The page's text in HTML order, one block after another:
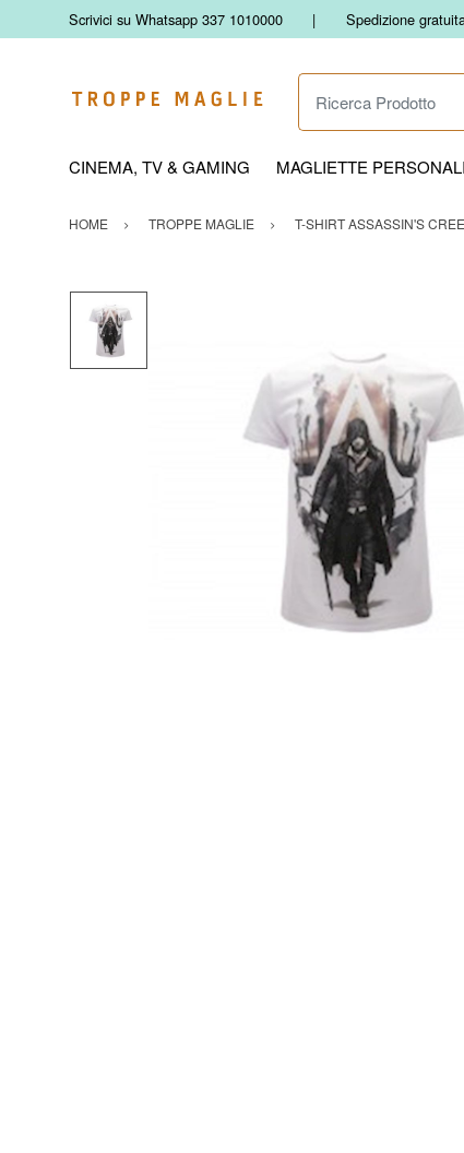
Scrivici su Whatsapp 337 1010000 Spedizione
Ricerca Prodotto
CINEMA, TV & GAMING MAGLIETTE
HOME TROPPE MAGLIE T-SHIRT ASSASSIN'S